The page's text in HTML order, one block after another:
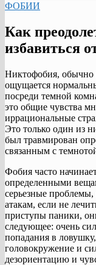
ФОБИИ
Как
избавиться
Никтофобия, обычно
ощущается
посреди темной
это общие чувства
иррациональные
Это только один из
был травмирован
связанным с
Фобия часто
определенными
серьезные проблемы,
атакам, если не
приступы паники,
следующее: очень
попадания в
головокружение и
дезориентацию и